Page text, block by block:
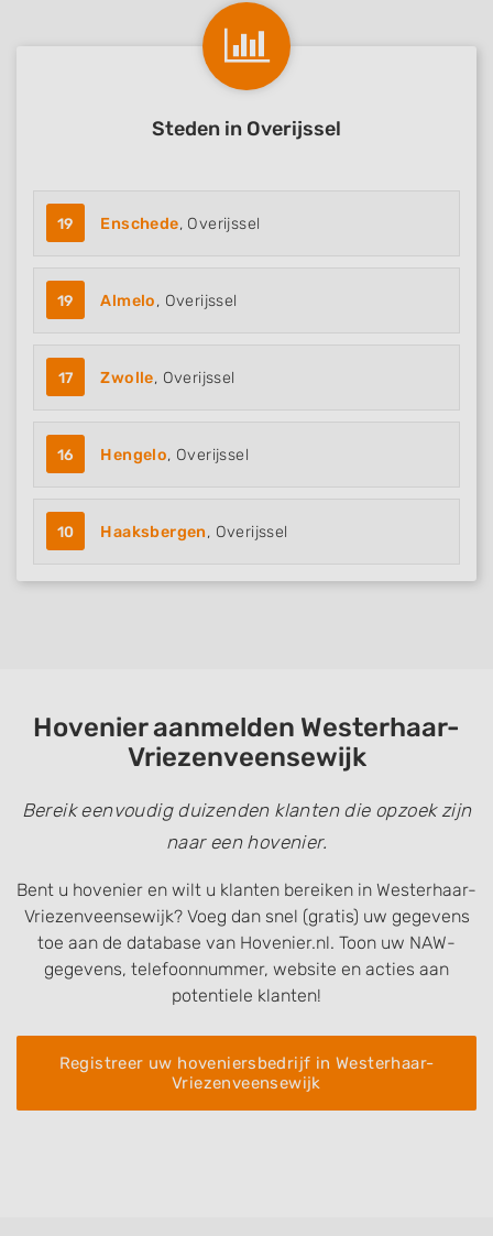
Steden in Overijssel
19 Enschede, Overijssel
19 Almelo, Overijssel
17 Zwolle, Overijssel
16 Hengelo, Overijssel
10 Haaksbergen, Overijssel
Hovenier aanmelden Westerhaar-
Vriezenveensewijk
Bereik eenvoudig duizenden klanten die opzoek zijn
naar een hovenier.
Bent u hovenier en wilt u klanten bereiken in Westerhaar-
Vriezenveensewijk? Voeg dan snel (gratis) uw gegevens
toe aan de database van Hovenier.nl. Toon uw NAW-
gegevens, telefoonnummer, website en acties aan
potentiele klanten!
Registreer uw hoveniersbedrijf in Westerhaar-
Vriezenveensewijk